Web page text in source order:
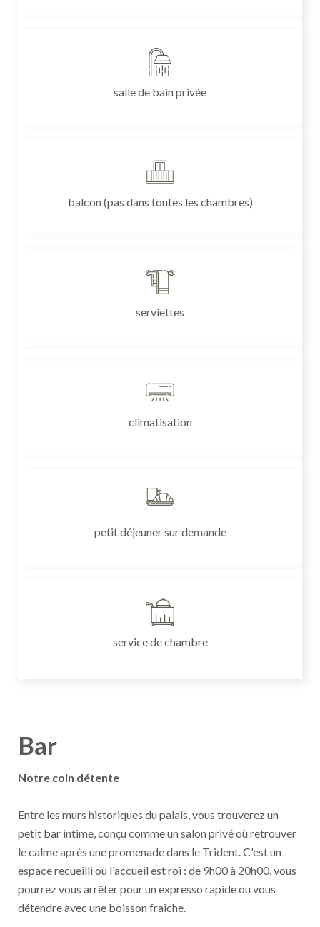
salle de bain privée
balcon (pas dans toutes les chambres)
serviettes
climatisation
petit déjeuner sur demande
service de chambre
Bar
Notre coin détente
Entre les murs historiques du palais, vous trouverez un
petit bar intime, conçu comme un salon privé où retrouver
le calme après une promenade dans le Trident. C'est un
espace recueilli où l'accueil est roi : de 9h00 à 20h00, vous
pourrez vous arrêter pour un expresso rapide ou vous
détendre avec une boisson fraîche.